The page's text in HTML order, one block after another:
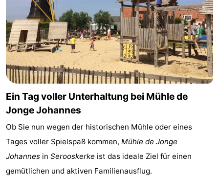
Golfplatze
Sportangeln
Mondriaan
Toorop
Essen
und
trinken
Veranstaltungen
Ringstechen
Praktisch
Forum
Ein Tag voller Unterhaltung bei Mühle de
Jonge Johannes
Ob Sie nun wegen der historischen Mühle oder eines
Tages voller Spielspaß kommen, Mühle de Jonge
Johannes in Serooskerke ist das ideale Ziel für einen
gemütlichen und aktiven Familienausflug.